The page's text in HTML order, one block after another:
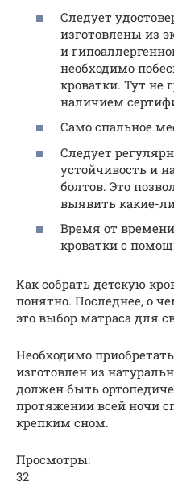
Следует
изготовлены из
и
необходимо
кроватки. Тут не
наличием
Само спальное
Следует
устойчивость и
болтов. Это
выявить какие-
Время от
кроватки с
Как собрать детскую
понятно. Последнее, о
это выбор матраса для
Необходимо
изготовлен из
должен быть
протяжении всей ночи
крепким сном.
Просмотры:
32